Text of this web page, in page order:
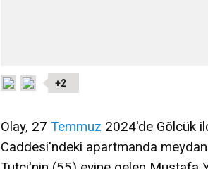
+2
Olay, 27 Temmuz 2024'de Gölcük
Caddesi'ndeki apartmanda